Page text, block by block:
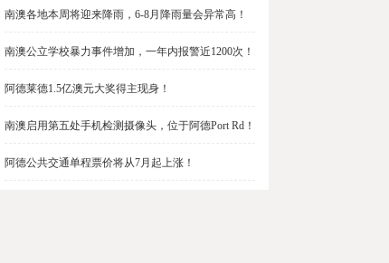
南澳各地本周将迎来降雨，6-8月降雨量会异常高！
南澳公立学校暴力事件增加，一年内报警近1200次！
阿德莱德1.5亿澳元大奖得主现身！
南澳启用第五处手机检测摄像头，位于阿德Port Rd！
阿德公共交通单程票价将从7月起上涨！